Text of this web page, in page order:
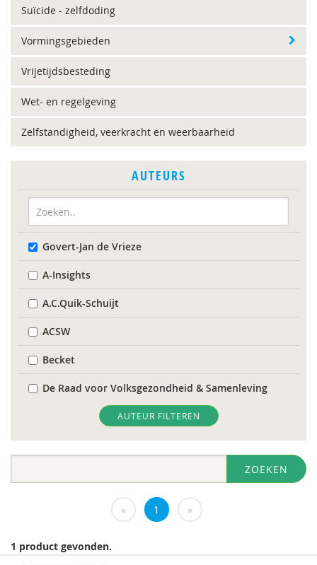
Suïcide - zelfdoding
Vormingsgebieden
Vrijetijdsbesteding
Wet- en regelgeving
Zelfstandigheid, veerkracht en weerbaarheid
AUTEURS
Govert-Jan de Vrieze
A-Insights
A.C.Quik-Schuijt
ACSW
Becket
De Raad voor Volksgezondheid & Samenleving
diversen
Evelyne Offerman
Inspectie van het Onderwijs
AUTEUR FILTEREN
ZOEKEN
« 1 »
1 product gevonden.